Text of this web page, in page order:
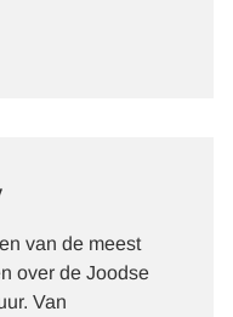
van de meest
over de Joodse
Van